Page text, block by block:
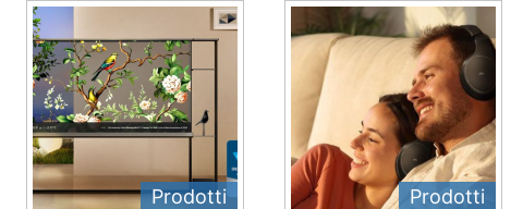
Prodotti Prodotti